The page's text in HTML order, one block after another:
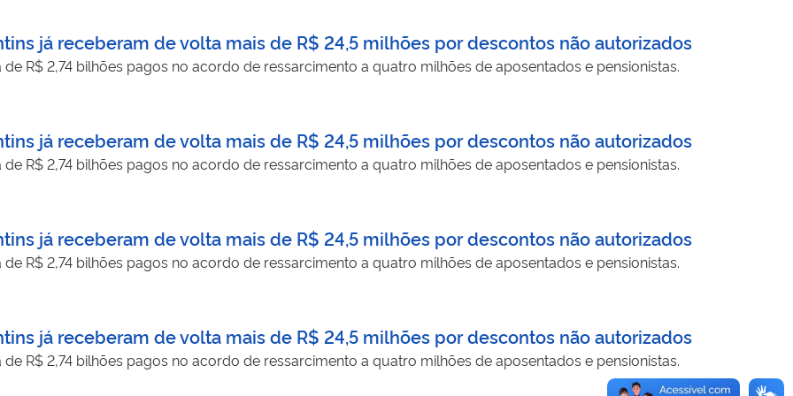
já receberam de volta mais de R$ 24,5 milhões por descontos não autorizados
R$ 2,74 bilhões pagos no acordo de ressarcimento a quatro milhões de aposentados e pensionistas.
já receberam de volta mais de R$ 24,5 milhões por descontos não autorizados
R$ 2,74 bilhões pagos no acordo de ressarcimento a quatro milhões de aposentados e pensionistas.
já receberam de volta mais de R$ 24,5 milhões por descontos não autorizados
R$ 2,74 bilhões pagos no acordo de ressarcimento a quatro milhões de aposentados e pensionistas.
já receberam de volta mais de R$ 24,5 milhões por descontos não autorizados
R$ 2,74 bilhões pagos no acordo de ressarcimento a quatro milhões de aposentados e pensionistas.